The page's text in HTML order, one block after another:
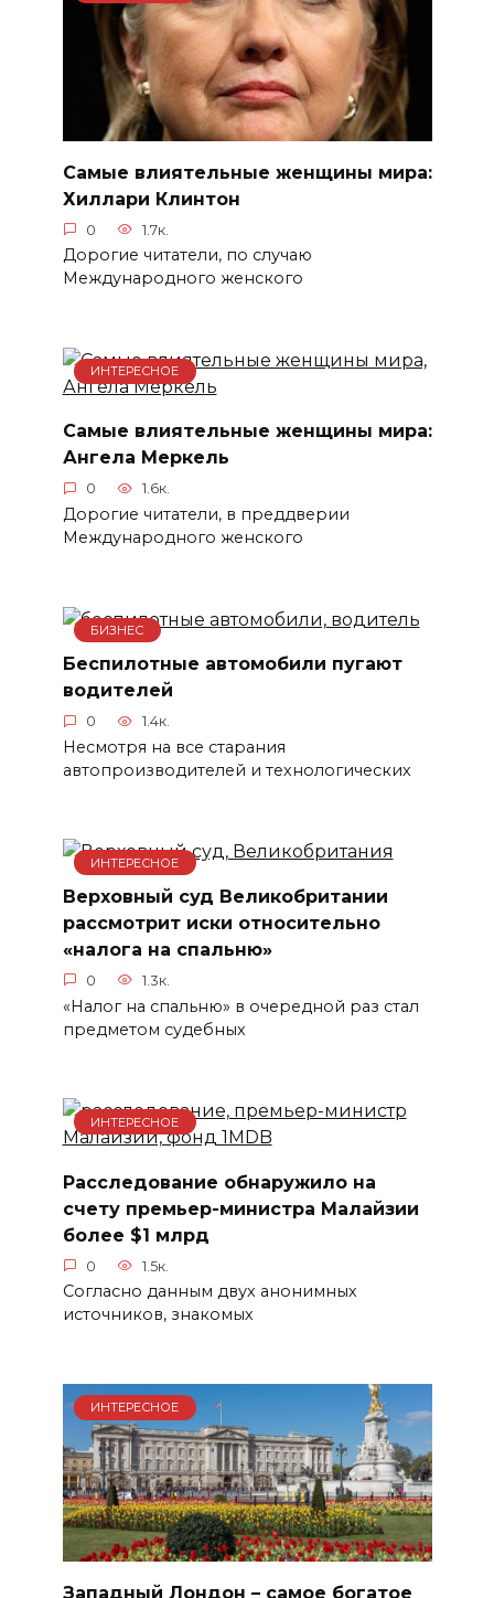
Самые влиятельные женщины мира:
Хиллари Клинтон
0 1.7к.
Дорогие читатели, по случаю
Международного женского
ИНТЕРЕСНОЕ
Самые влиятельные женщины мира:
Ангела Меркель
0 1.6к.
Дорогие читатели, в преддверии
Международного женского
БИЗНЕС
Беспилотные автомобили пугают
водителей
0 1.4к.
Несмотря на все старания
автопроизводителей и технологических
ИНТЕРЕСНОЕ
Верховный суд Великобритании
рассмотрит иски относительно
«налога на спальню»
0 1.3к.
«Налог на спальню» в очередной раз стал
предметом судебных
ИНТЕРЕСНОЕ
Расследование обнаружило на
счету премьер-министра Малайзии
более $1 млрд
0 1.5к.
Согласно данным двух анонимных
источников, знакомых
ИНТЕРЕСНОЕ
Западный Лондон – самое богатое